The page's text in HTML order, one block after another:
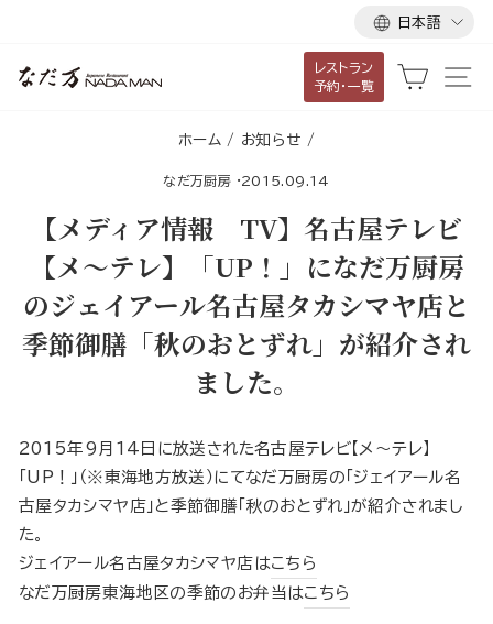
言
語
日本語
レストラン
予約・一覧
カート
ホーム / お知らせ /
なだ万厨房 ·2015.09.14
【メディア情報 TV】名古屋テレビ
【メ〜テレ】「UP！」になだ万厨房
のジェイアール名古屋タカシマヤ店と
季節御膳「秋のおとずれ」が紹介され
ました。
2015年9月14日に放送された名古屋テレビ【メ〜テレ】
「UP！」（※東海地方放送）にてなだ万厨房の「ジェイアール名
古屋タカシマヤ店」と季節御膳「秋のおとずれ」が紹介されまし
た。
ジェイアール名古屋タカシマヤ店はこちら
なだ万厨房東海地区の季節のお弁当はこちら